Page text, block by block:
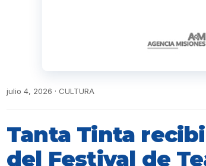
julio 4, 2026 · CULTURA
Tanta Tinta
del Festival de